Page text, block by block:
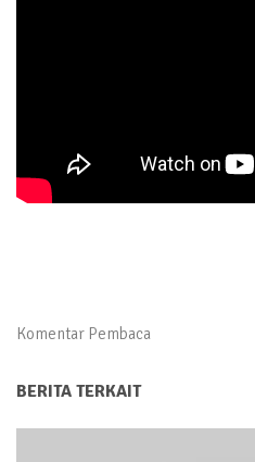
Komentar Pembaca
BERITA TERKAIT